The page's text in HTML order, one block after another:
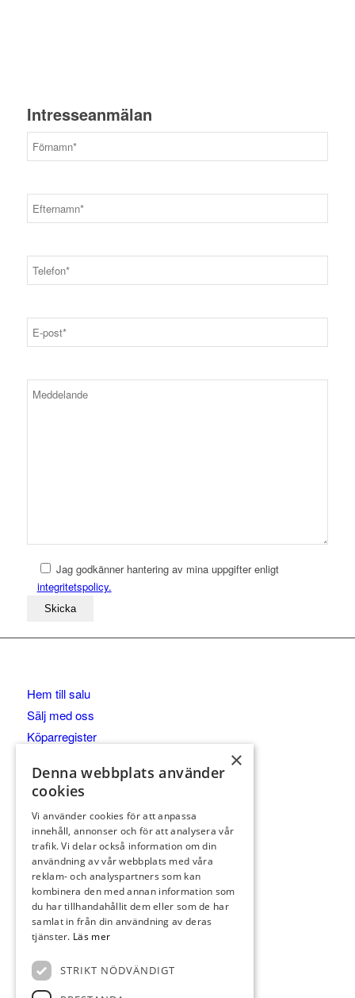
Intresseanmälan
Jag godkänner hantering av mina uppgifter enligt
integritetspolicy.
Hem till salu
Sälj med oss
Köparregister
Integritetspolicy
Kontakt
Kanslivägen 29, 146 37 Tullinge
Martina
070-998 82 41
×
Denna webbplats använder
cookies
Vi använder cookies för att anpassa
innehåll, annonser och för att analysera vår
trafik. Vi delar också information om din
användning av vår webbplats med våra
reklam- och analyspartners som kan
kombinera den med annan information som
du har tillhandahållit dem eller som de har
samlat in från din användning av deras
tjänster. Läs mer
STRIKT NÖDVÄNDIGT